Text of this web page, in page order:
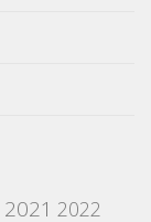
2021 2022